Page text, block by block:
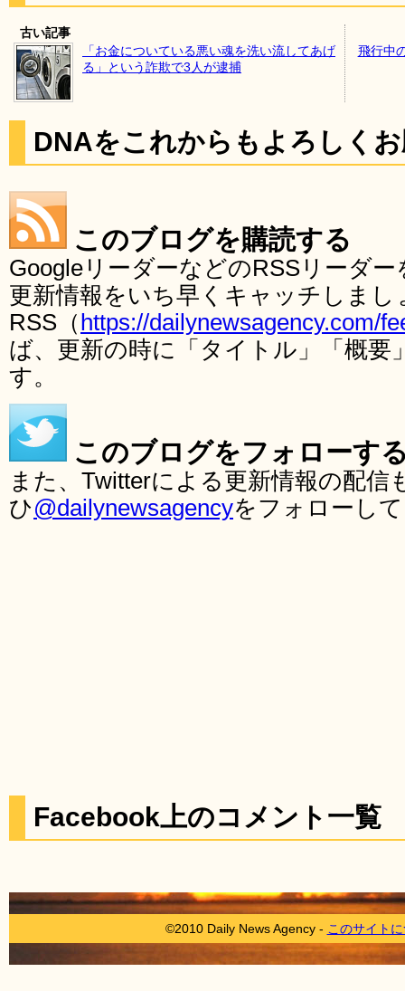
古い記事
「お金についている悪い魂を洗い流してあげ
る」という詐欺で3人が逮捕
飛行中
DNAをこれからもよろしく
このブログを購読する
GoogleリーダーなどのRSSリーダ
更新情報をいち早くキャッチしま
RSS（ https://dailynewsagency.com/
ば、更新の時に「タイトル」「概要
す。
このブログをフォローす
また、Twitterによる更新情報の配
ひ@dailynewsagencyをフォローし
Facebook上のコメント一覧
©2010 Daily News Agency - このサイト